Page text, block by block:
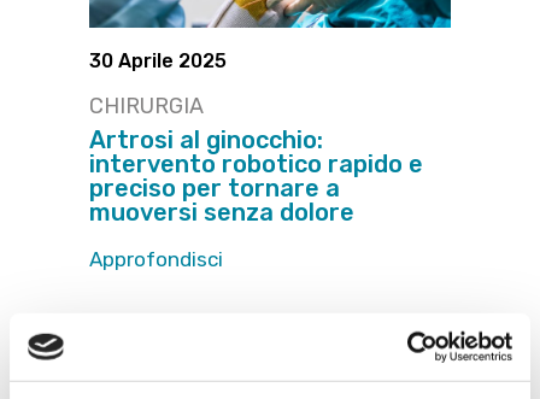
30 Aprile 2025
CHIRURGIA
Artrosi al ginocchio:
intervento robotico rapido e
preciso per tornare a
muoversi senza dolore
Approfondisci